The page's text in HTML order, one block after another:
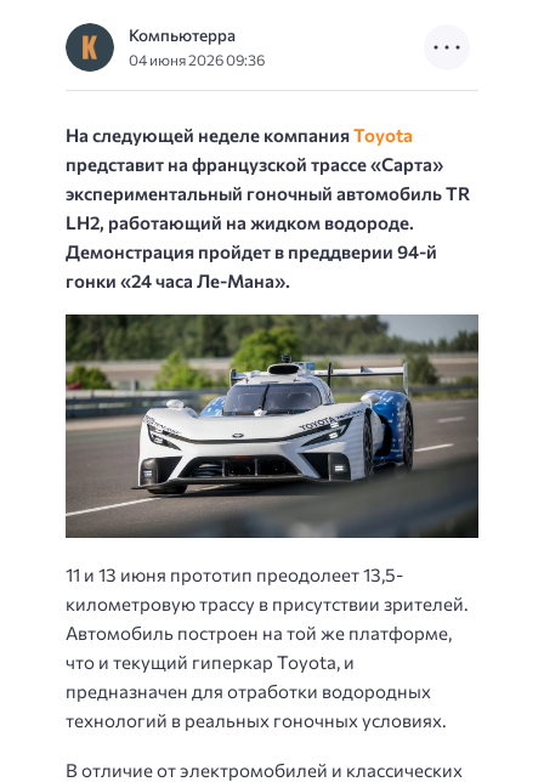
Компьютерра
04 июня 2026 09:36
На следующей неделе компанияToyota
представит на французской трассе «Сарта»
экспериментальный гоночный автомобиль TR
LH2, работающий на жидком водороде.
Демонстрация пройдет в преддверии 94-й
гонки «24 часа Ле-Мана».
11 и 13 июня прототип преодолеет 13,5-
километровую трассу в присутствии зрителей.
Автомобиль построен на той же платформе,
что и текущий гиперкар Toyota, и
предназначен для отработки водородных
технологий в реальных гоночных условиях.
В отличие от электромобилей и классических